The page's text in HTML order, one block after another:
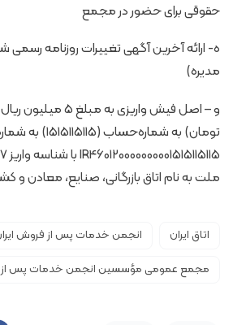
حقوقی برای حضور در مجمع
ه- ارائه آخرین آگهی تغییرات روزنامه
مدیره)
و – اصل فیش واریزی به
تومان) به شماره‌حساب
ملت به نام اتاق بازرگانی، صنایع، معادن و
اتاق ایران
انجمن خدمات پس از فروش
مجمع عمومی مؤسسین انجمن خدمات پس از